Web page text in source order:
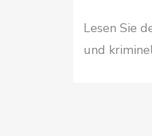
Lesen Sie
und